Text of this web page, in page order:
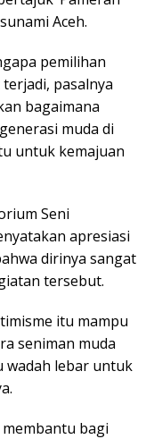
Aceh.
pemilihan
pasalnya
bagaimana
muda di
untuk kemajuan
Seni
apresiasi
dirinya sangat
tersebut.
itu mampu
seniman muda
wadah lebar untuk
bagi